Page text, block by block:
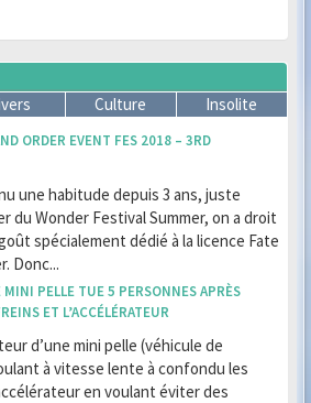
Culture Insolite
ORDER EVENT FES 2018 – 3RD
une habitude depuis 3 ans, juste
du Wonder Festival Summer, on a droit
spécialement dédié à la licence Fate
Donc...
PELLE TUE 5 PERSONNES APRÈS
ET L’ACCÉLÉRATEUR
d’une mini pelle (véhicule de
à vitesse lente à confondu les
en voulant éviter des